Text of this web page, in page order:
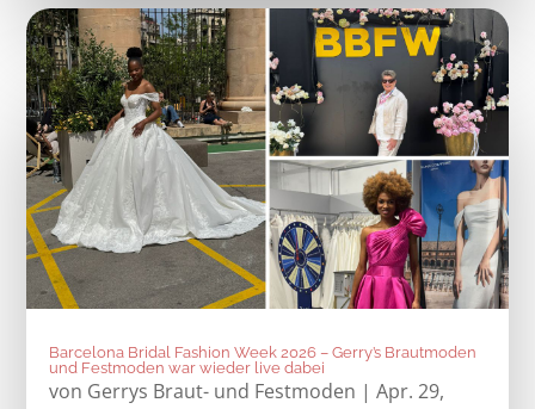
Barcelona Bridal Fashion Week 2026 – Gerry’s Brautmoden
und Festmoden war wieder live dabei
von Gerrys Braut- und Festmoden |Apr. 29,